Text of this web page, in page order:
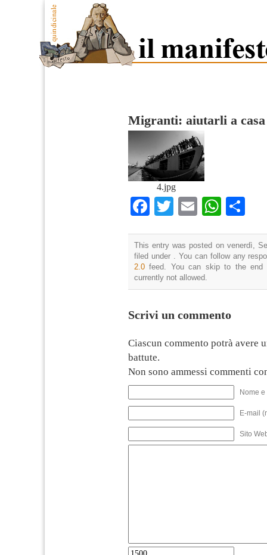
Migranti: aiutarli a
4.jpg
Facebook
TwitterEmail
This entry was posted on venerdì,
filed under . You can follow any
2.0 feed. You can skip to the end
currently not allowed.
Scrivi un commento
Ciascun commento potrà avere
battute.
Non sono ammessi commenti
Nome
E-mail
Sito